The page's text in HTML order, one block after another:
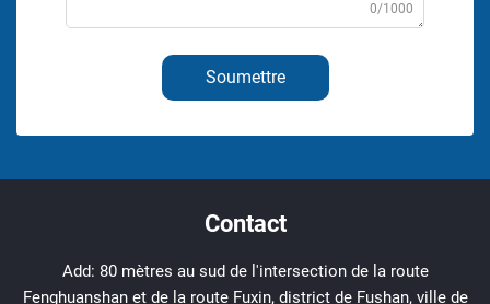
0/1000
Soumettre
Contact
Add: 80 mètres au sud de l'intersection de la route
Fenghuanshan et de la route Fuxin, district de Fushan, ville de